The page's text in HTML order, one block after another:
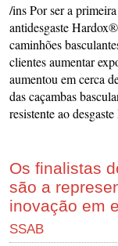
/ins Por ser a
antidesgaste
caminhões
clientes aumentar
aumentou em cerca
das caçambas
resistente ao
Os finalistas
são a
inovação em
SSAB